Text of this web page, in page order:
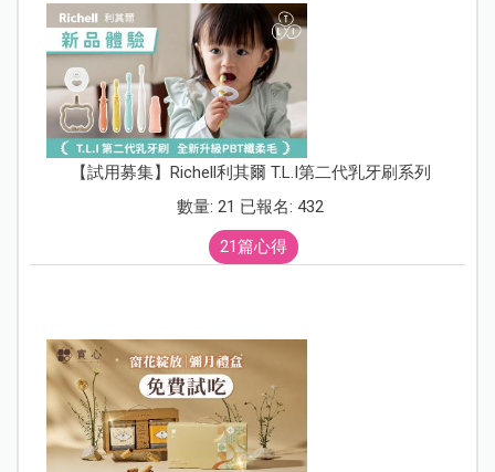
【試用募集】Richell利其爾 T.L.I第二代乳牙刷系列
數量: 21 已報名: 432
21篇心得